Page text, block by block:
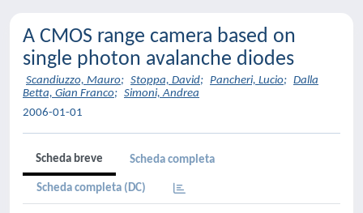
A CMOS range camera based on
single photon avalanche diodes
Scandiuzzo, Mauro; Stoppa, David; Pancheri, Lucio; Dalla
Betta, Gian Franco; Simoni, Andrea
2006-01-01
Scheda breve Scheda completa
Scheda completa (DC)